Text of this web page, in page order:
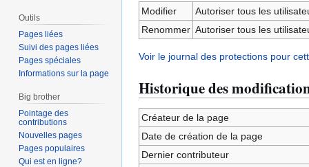
Modifier
Autoriser tous les
Renommer Autoriser tous les
Voir le journal des protections pour
Historique des
Créateur de la page
Date de création de la page
Dernier contributeur
Outils
Pages liées
Suivi des pages liées
Pages spéciales
Informations sur la page
Big brother
Pointage des
contributions
Nouvelles pages
Pages populaires
Qui est en ligne?